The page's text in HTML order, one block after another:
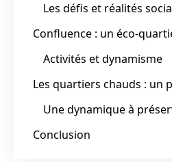
Les défis et réalités
Confluence : un éco-
Activités et dynamisme
Les quartiers chauds : un
Une dynamique à
Conclusion